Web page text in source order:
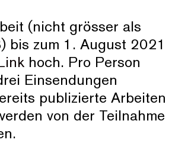
(nicht grösser als
bis zum 1. August 2021
hoch. Pro Person
Einsendungen
publizierte Arbeiten
von der Teilnahme